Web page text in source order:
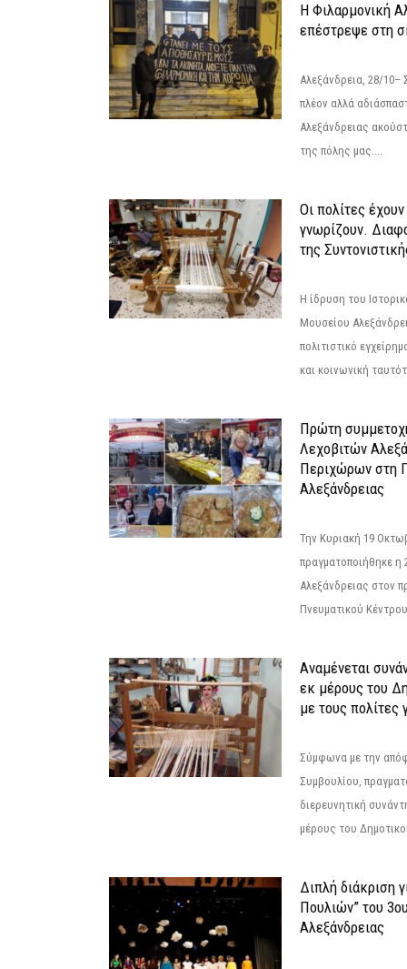
Η Φιλαρμονική
επέστρεψε στη
Αλεξάνδρεια, 28/
πλέον αλλά
Αλεξάνδρειας
της πόλης μας....
Οι πολίτες
γνωρίζουν.
της
Η ίδρυση του
Μουσείου
πολιτιστικό
και κοινωνική
Πρώτη
Λεχοβιτών
Περιχώρων στη
Αλεξάνδρειας
Την Κυριακή 19
πραγματοποιήθηκε η
Αλεξάνδρειας στον
Πνευματικού
Αναμένεται
εκ μέρους του
με τους πολίτες
Σύμφωνα με την
Συμβουλίου,
διερευνητική
μέρους του
Διπλή διάκριση
Πουλιών” του
Αλεξάνδρειας